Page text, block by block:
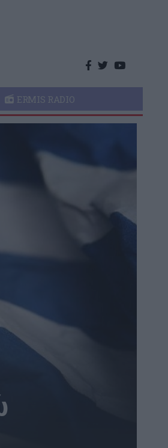
ERMIS RADIO